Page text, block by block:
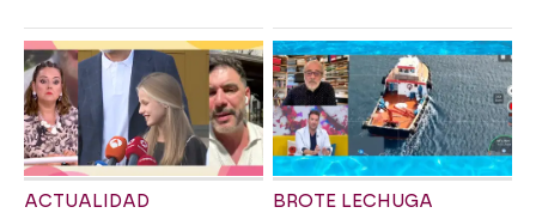
ACTUALIDAD BROTE LECHUGA